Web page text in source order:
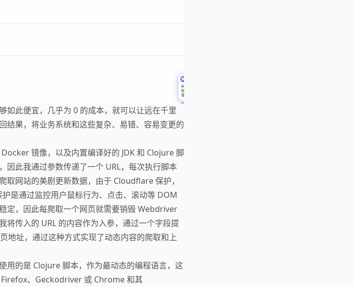
如此便宜，几乎为 0 的成本，就可以让远在千里
结果，将业务系统和这些复杂、易错、容易变更的
镜像，以及内置编译好的 JDK 和 Clojure 脚
因此我通过参数传递了一个 URL，每次执行脚本
取网站的美剧更新数据，由于 Cloudflare 保护，
是通过监控用户鼠标行为、点击、滚动等 DOM
定，因此每爬取一个网页就需要销毁 Webdriver
将传入的 URL 的内容作为入参，通过一个字段提
地址，通过这种方式实现了动态内容的爬取和上
用的是 Clojure 脚本，作为最动态的编程语言，这
、Geckodriver 或 Chrome 和其